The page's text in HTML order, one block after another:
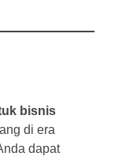
bisnis
di era
dapat